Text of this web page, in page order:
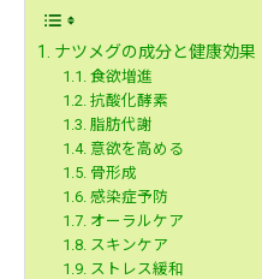
ナツメグの成分と健康効果
食欲増進
抗酸化酵素
脂肪代謝
意欲を高める
骨形成
感染症予防
オーラルケア
スキンケア
ストレス緩和